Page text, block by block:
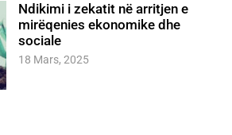
Ndikimi i zekatit në arritjen e
mirëqenies ekonomike dhe
sociale
18 Mars, 2025